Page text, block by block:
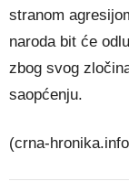
stranom
naroda bit će
zbog svog
saopćenju.
(crna-